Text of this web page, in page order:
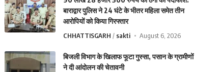
बाराद्वार पुलिस ने 24 घंटे के भीतर महिला समेत तीन
आरोपियों को किया गिरफ्तार
CHHATTISGARH sakti August 6, 2026
बिजली विभाग के खिलाफ फूटा गुस्सा, पसान के ग्रामीणों
ने दी आंदोलन की चेतावनी